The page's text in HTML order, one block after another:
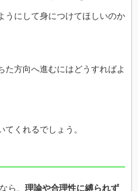
うにして身につけてほしいのか
た方向へ進むにはどうすればよ
くれるでしょう。
ら、 理論や合理性に縛られず